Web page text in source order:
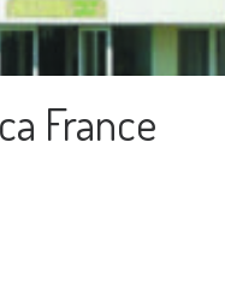
France